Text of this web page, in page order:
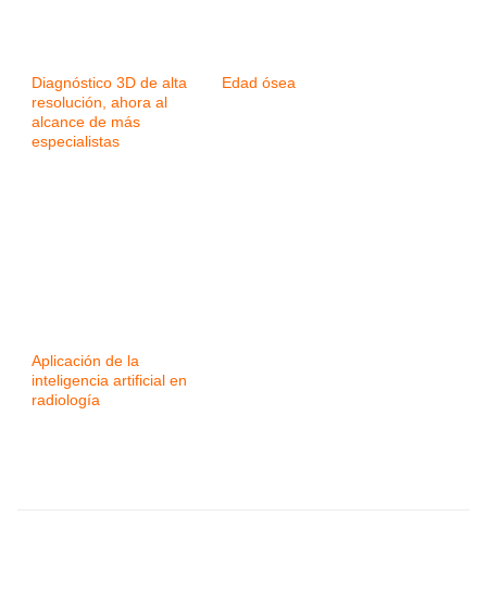
Diagnóstico 3D de alta
resolución, ahora al
alcance de más
especialistas
Edad ósea
Aplicación de la
inteligencia artificial en
radiología